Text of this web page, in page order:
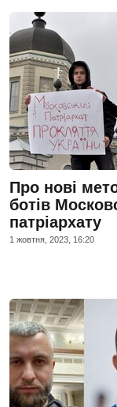
Про нові
ботів
патріархату
1 жовтня, 2023, 16:20